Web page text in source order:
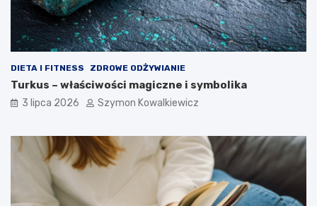
DIETA I FITNESS ZDROWE ODŻYWIANIE
Turkus – właściwości magiczne i symbolika
3 lipca 2026 Szymon Kowalkiewicz